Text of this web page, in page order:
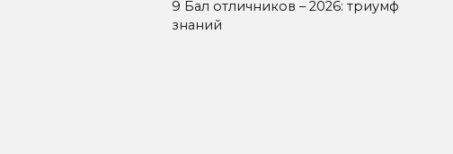
9 Бал отличников – 2026: триумф
знаний